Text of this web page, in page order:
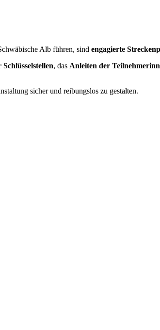
Alb führen, sind engagierte
, das Anleiten der
sicher und reibungslos zu gestalten.